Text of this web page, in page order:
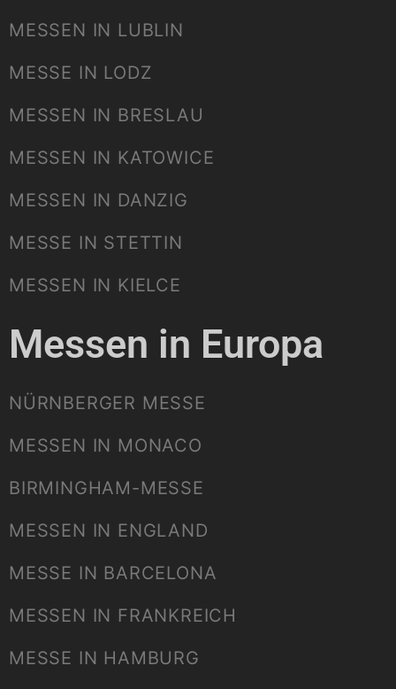
MESSEN IN LUBLIN
MESSE IN LODZ
MESSEN IN BRESLAU
MESSEN IN KATOWICE
MESSEN IN DANZIG
MESSE IN STETTIN
MESSEN IN KIELCE
Messen in Europa
NÜRNBERGER MESSE
MESSEN IN MONACO
BIRMINGHAM-MESSE
MESSEN IN ENGLAND
MESSE IN BARCELONA
MESSEN IN FRANKREICH
MESSE IN HAMBURG